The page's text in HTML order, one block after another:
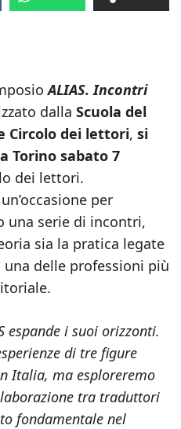
ALIAS. Incontri
dalla Scuola del
Circolo dei lettori, si
Torino sabato 7
dei lettori.
per
una serie di incontri,
sia la pratica legate
una delle professioni più
espande i suoi orizzonti.
di tre figure
Italia, ma esploreremo
tra traduttori
fondamentale nel